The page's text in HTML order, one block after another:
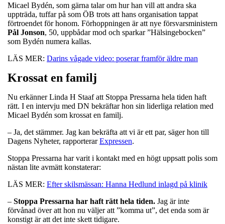
Micael Bydén, som gärna talar om hur han vill att andra ska
uppträda, tuffar på som ÖB trots att hans organisation tappat
förtroendet för honom. Förhoppningen är att nye försvarsministern
Pål Jonson, 50, uppbådar mod och sparkar ”Hälsingebocken”
som Bydén numera kallas.
LÄS MER: Darins vågade video: poserar framför äldre man
Krossat en familj
Nu erkänner Linda H Staaf att Stoppa Pressarna hela tiden haft
rätt. I en intervju med DN bekräftar hon sin liderliga relation med
Micael Bydén som krossat en familj.
– Ja, det stämmer. Jag kan bekräfta att vi är ett par, säger hon till
Dagens Nyheter, rapporterarExpressen.
Stoppa Pressarna har varit i kontakt med en högt uppsatt polis som
nästan lite avmätt konstaterar:
LÄS MER: Efter skilsmässan: Hanna Hedlund inlagd på klinik
– Stoppa Pressarna har haft rätt hela tiden. Jag är inte
förvånad över att hon nu väljer att ”komma ut”, det enda som är
konstigt är att det inte skett tidigare.